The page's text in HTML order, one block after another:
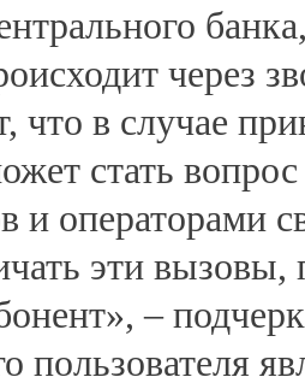
через
что в случае
стать
и операторами
эти
–
пользователя